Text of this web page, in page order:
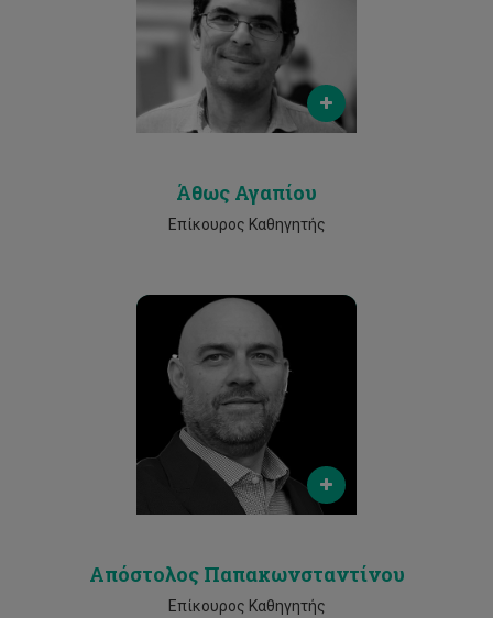
athos.agapiou@cut.ac.cy
Phone
25002500
Άθως Αγαπίου
Επίκουρος Καθηγητής
Email
a.papakonstantinou@cut.ac.cy
Phone
25002184
Απόστολος Παπακωνσταντίνου
Επίκουρος Καθηγητής